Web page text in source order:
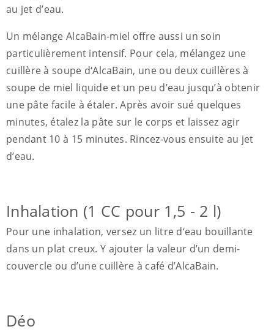
au jet d’eau.
Un mélange AlcaBain-miel offre aussi un soin
particulièrement intensif. Pour cela, mélangez une
cuillère à soupe d‘AlcaBain, une ou deux cuillères à
soupe de miel liquide et un peu d’eau jusqu’à obtenir
une pâte facile à étaler. Après avoir sué quelques
minutes, étalez la pâte sur le corps et laissez agir
pendant 10 à 15 minutes. Rincez-vous ensuite au jet
d’eau.
Inhalation (1 CC pour 1,5 - 2 l)
Pour une inhalation, versez un litre d‘eau bouillante
dans un plat creux. Y ajouter la valeur d’un demi-
couvercle ou d’une cuillère à café d’AlcaBain.
Déo